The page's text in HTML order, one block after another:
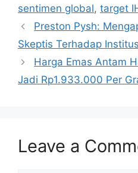
sentimen global, target
Preston Pysh:
Skeptis Terhadap
Harga Emas Antam
Jadi Rp1.933.000 Per
Leave a